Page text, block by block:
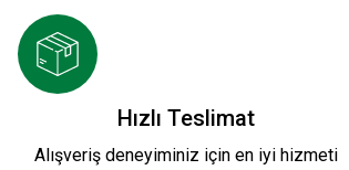
899,90 TL
HAKİ KSK HAKİKİ DERİ CÜZDAN 2
Hızlı Teslimat
Alışveriş deneyiminiz için en iyi hizmeti